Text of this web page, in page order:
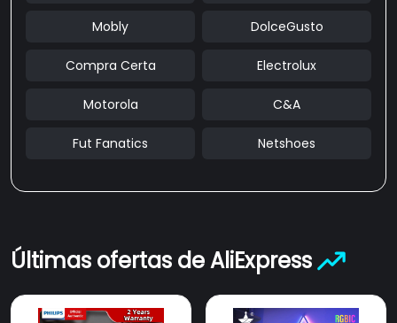
Mobly DolceGusto
Compra Certa Electrolux
Motorola C&A
Fut Fanatics Netshoes
Últimas ofertas de AliExpress